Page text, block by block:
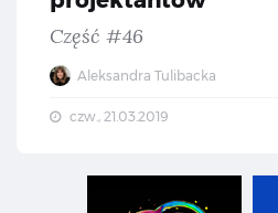
Część #46
Aleksandra Tulibacka
czw., 21.03.2019